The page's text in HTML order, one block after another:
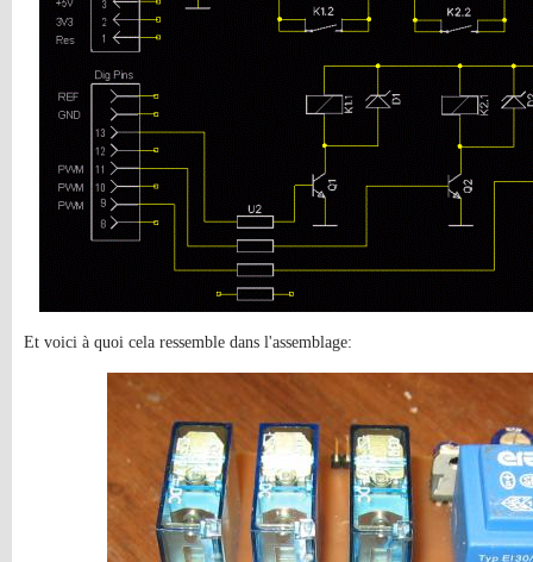
Et voici à quoi cela ressemble dans l'assemblage: